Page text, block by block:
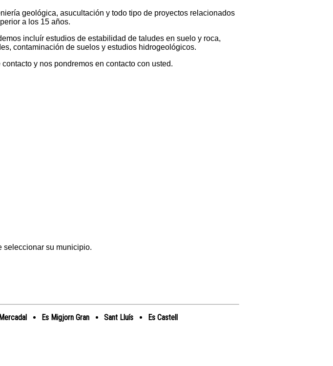
geológica, asucultación y todo tipo de proyectos relacionados
a los 15 años.
incluír estudios de estabilidad de taludes en suelo y roca,
contaminación de suelos y estudios hidrogeológicos.
y nos pondremos en contacto con usted.
seleccionar su municipio.
Es Migjorn Gran Sant Lluís Es Castell